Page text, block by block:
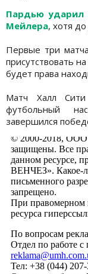
Пардью ударил
Мейлера, хотя
Первые три
присутствовать
будет права
Матч Халл
футбольный
завершился